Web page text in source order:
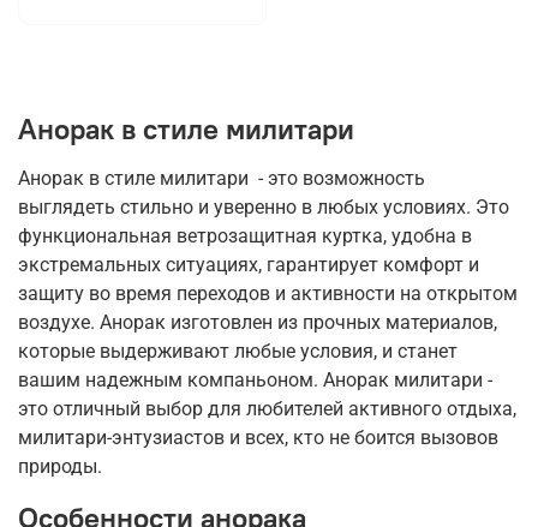
Анорак в стиле милитари
Анорак в стиле милитари - это возможность
выглядеть стильно и уверенно в любых условиях. Это
функциональная ветрозащитная куртка, удобна в
экстремальных ситуациях, гарантирует комфорт и
защиту во время переходов и активности на открытом
воздухе. Анорак изготовлен из прочных материалов,
которые выдерживают любые условия, и станет
вашим надежным компаньоном. Анорак милитари -
это отличный выбор для любителей активного отдыха,
милитари-энтузиастов и всех, кто не боится вызовов
природы.
Особенности анорака